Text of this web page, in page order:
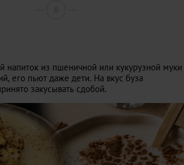
напиток из пшеничной или кукурузной муки
его пьют даже дети. На вкус буза
закусывать сдобой.